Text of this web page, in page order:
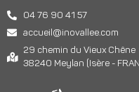
04 76 90 41 57
accueil@inovallee.com
29 chemin du Vieux Chêne
38240 Meylan (Isère -